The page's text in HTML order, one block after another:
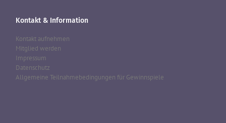
Kontakt & Information
Kontakt aufnehmen
Mitglied werden
Impressum
Datenschutz
Allgemeine Teilnahmebedingungen für Gewinnspiele